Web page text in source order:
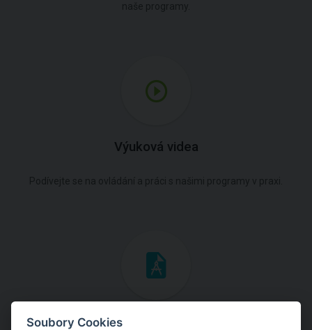
Výuková videa
Inženýrské manuály
Soubory Cookies